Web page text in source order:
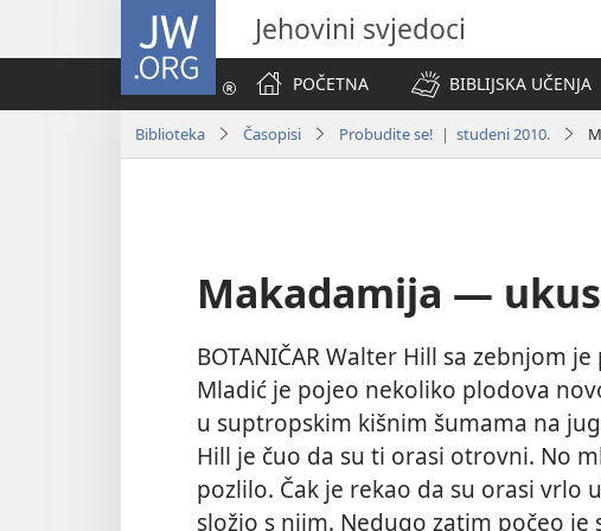
JW.ORG Jehovini svjedoci
POČETNA
BIBLIJSKA UČENJA
Biblioteka Časopisi Probudite se! | studeni 2010.
Makadamija —
BOTANIČAR Walter Hill sa zebnjom
Mladić je pojeo nekoliko plodova
u suptropskim kišnim šumama na
Hill je čuo da su ti orasi otrovni. No
pozlilo. Čak je rekao da su orasi vrlo
složio s njim. Nedugo zatim počeo je